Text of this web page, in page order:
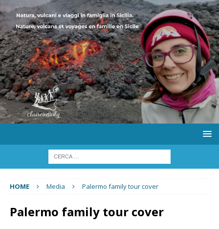
HOME Media Palermo family tour cover
Palermo family tour cover